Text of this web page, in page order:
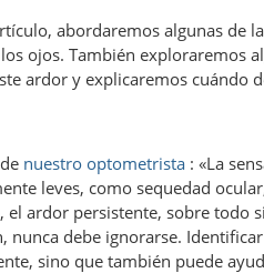
abordaremos algunas de
ojos. También exploraremos
ardor y explicaremos cuándo
nuestro optometrista : «La
leves, como sequedad
el ardor persistente, sobre todo
nunca debe ignorarse.
sino que también puede